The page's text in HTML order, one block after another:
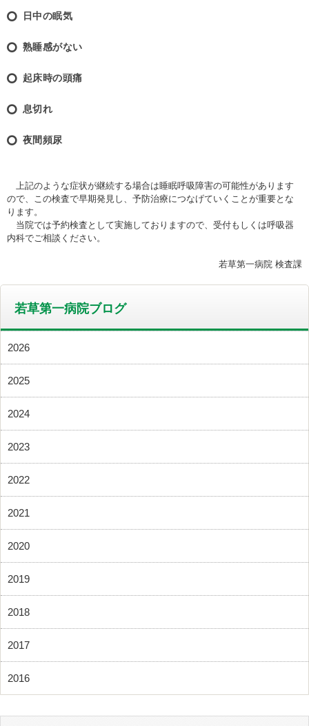
日中の眠気
熟睡感がない
起床時の頭痛
息切れ
夜間頻尿
上記のような症状が継続する場合は睡眠呼吸障害の可能性があります
ので、この検査で早期発見し、予防治療につなげていくことが重要とな
ります。
当院では予約検査として実施しておりますので、受付もしくは呼吸器
内科でご相談ください。
若草第一病院 検査課
若草第一病院ブログ
2026
2025
2024
2023
2022
2021
2020
2019
2018
2017
2016